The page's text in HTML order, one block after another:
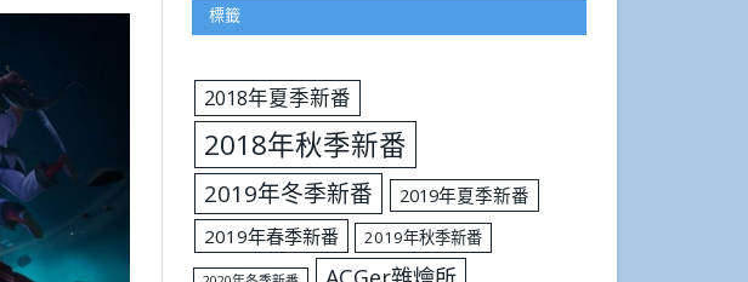
標籤
2018年夏季新番
2018年秋季新番
2019年冬季新番
2019年夏季新番
2019年春季新番
2019年秋季新番